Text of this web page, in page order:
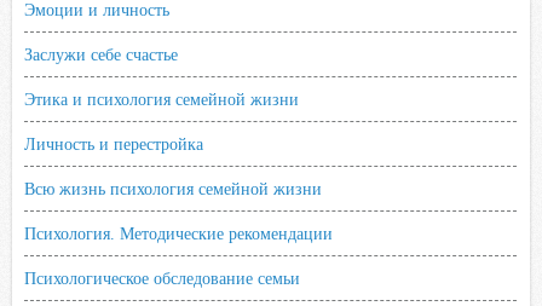
Эмоции и личность
Заслужи себе счастье
Этика и психология семейной жизни
Личность и перестройка
Всю жизнь психология семейной жизни
Психология. Методические рекомендации
Психологическое обследование семьи